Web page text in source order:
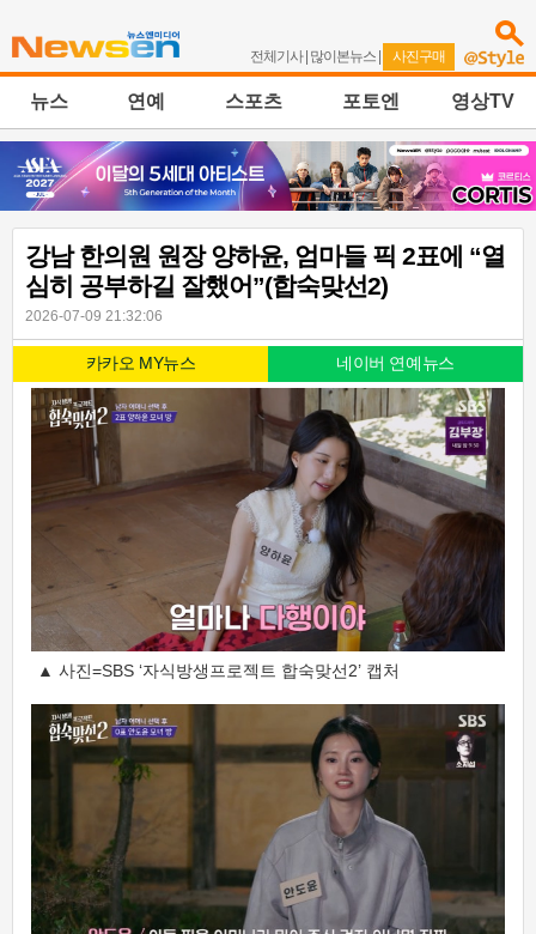
전체기사| 많이본뉴스 | 사진구매
뉴스 연예 스포츠 포토엔 영상TV
강남 한의원 원장 양하윤, 엄마들 픽 2표에 “열
심히 공부하길 잘했어”(합숙맞선2)
2026-07-09 21:32:06
카카오 MY뉴스 네이버 연예뉴스
▲ 사진=SBS ‘자식방생프로젝트 합숙맞선2’ 캡처